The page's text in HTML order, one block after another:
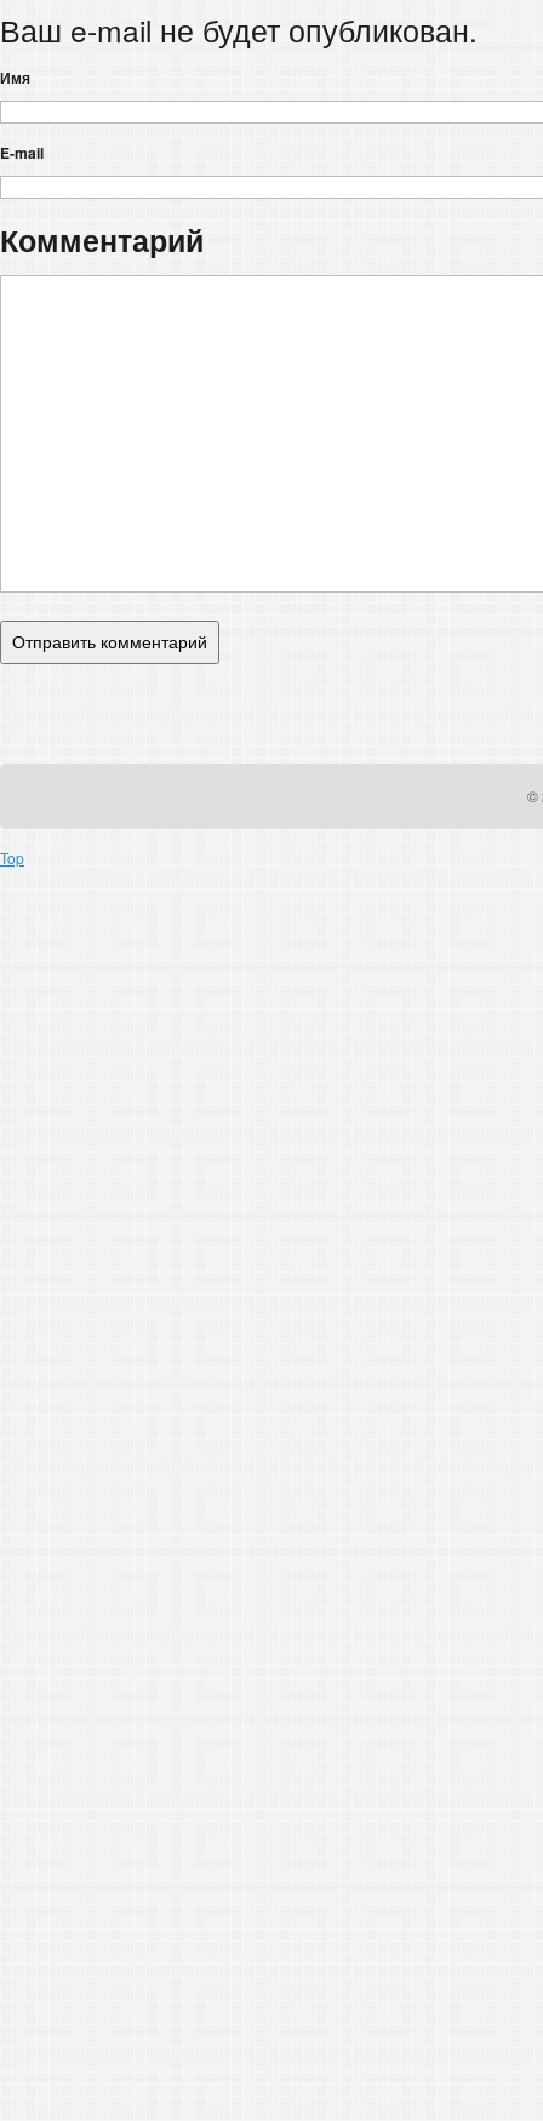
Ваш e-mail не будет опубликован.
Имя
E-mail
Комментарий
©
Top